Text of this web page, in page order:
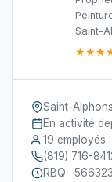
Saint-
Saint-
En activité
19 employés
(819) 716-
RBQ :